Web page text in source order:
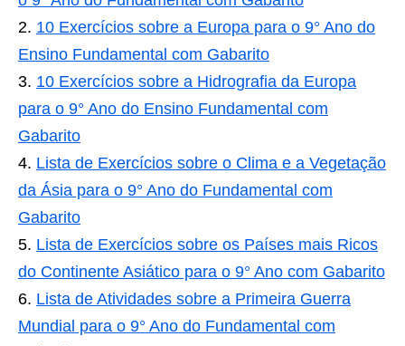
10 Exercícios sobre a Europa para o 9° Ano do
Ensino Fundamental com Gabarito
10 Exercícios sobre a Hidrografia da Europa
para o 9° Ano do Ensino Fundamental com
Gabarito
Lista de Exercícios sobre o Clima e a Vegetação
da Ásia para o 9° Ano do Fundamental com
Gabarito
Lista de Exercícios sobre os Países mais Ricos
do Continente Asiático para o 9° Ano com Gabarito
Lista de Atividades sobre a Primeira Guerra
Mundial para o 9° Ano do Fundamental com